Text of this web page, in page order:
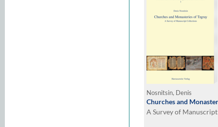
Nosnitsin, Denis
Churches and
A Survey of